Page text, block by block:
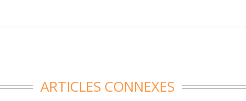
ARTICLES CONNEXES